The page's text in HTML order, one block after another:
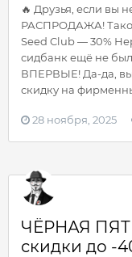
🔥 Друзья, если вы
РАСПРОДАЖА!
Seed Club — 30%
сидбанк ещё не
ВПЕРВЫЕ! Да-да,
скидку на
28 ноября, 2025
ЧЁРНАЯ
скидки до -